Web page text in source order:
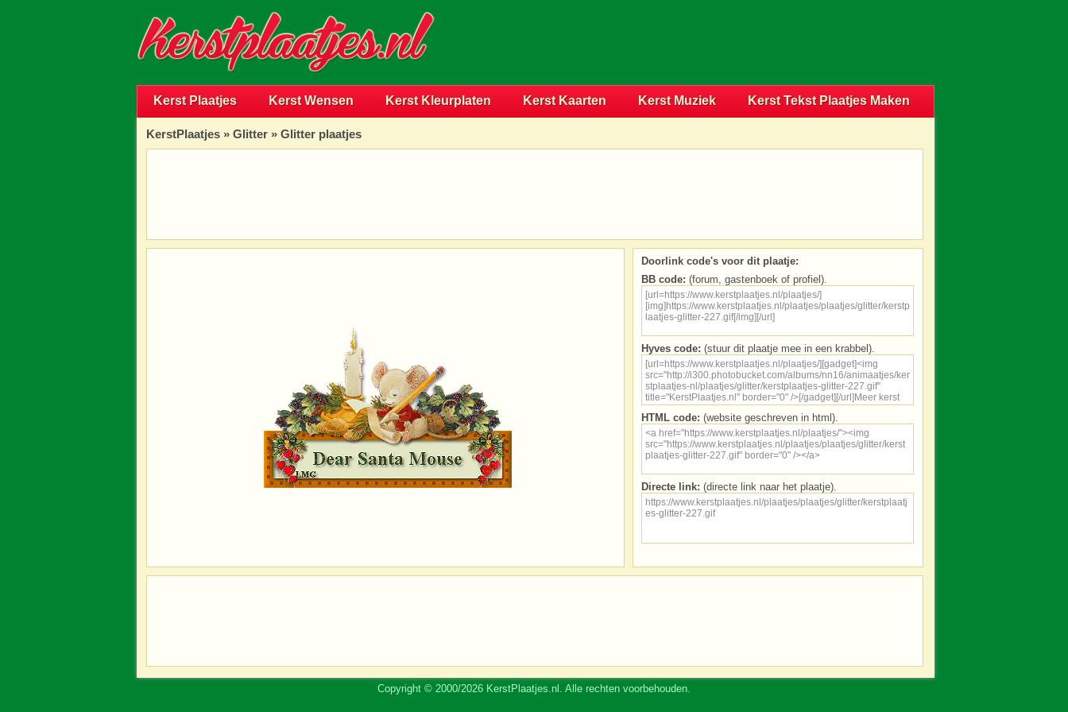
Kerst Plaatjes Kerst Wensen Kerst Kleurplaten Kerst Kaarten Kerst Muziek Kerst Tekst Plaatjes Maken
KerstPlaatjes » Glitter » Glitter plaatjes
Doorlink code's voor dit plaatje:
BB code: (forum, gastenboek of profiel).
Hyves code: (stuur dit plaatje mee in een krabbel).
HTML code: (website geschreven in html).
Directe link: (directe link naar het plaatje).
Copyright © 2000/2026 KerstPlaatjes.nl. Alle rechten voorbehouden.